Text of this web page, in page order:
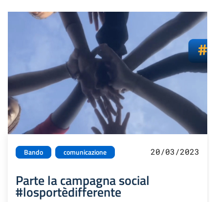
Bando comunicazione 20/03/2023
Parte la campagna social
#losportèdifferente